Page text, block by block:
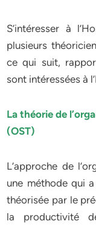
S’intéresser à
plusieurs
ce qui suit,
sont intéressées à
La théorie de
(OST)
L’approche de
une méthode qui
théorisée par le
la productivité